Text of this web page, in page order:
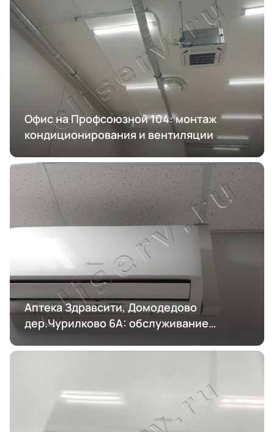
Офис на Профсоюзной 104: монтаж
кондиционирования и вентиляции
Аптека Здравсити, Домодедово
дер.Чурилково 6А: обслуживание